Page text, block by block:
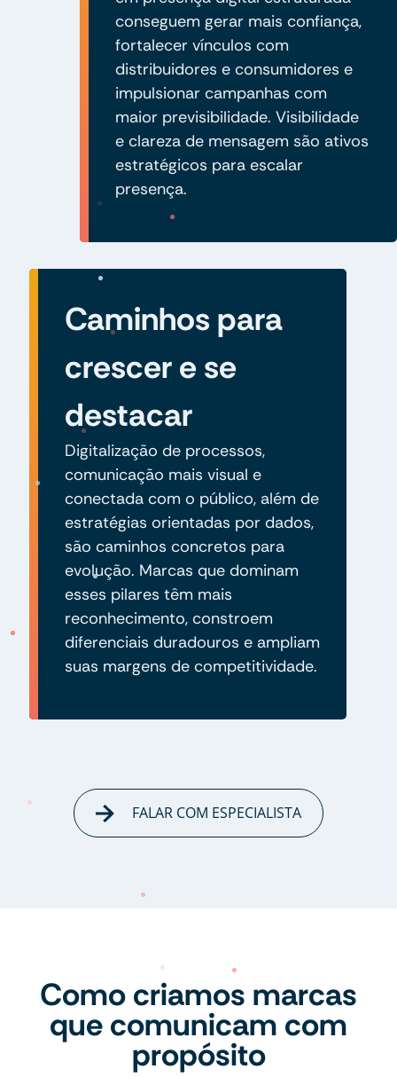
conseguem gerar mais confiança,
fortalecer vínculos com
distribuidores e consumidores e
impulsionar campanhas com
maior previsibilidade. Visibilidade
e clareza de mensagem são ativos
estratégicos para escalar
presença.
Caminhos para
crescer e se
destacar
Digitalização de processos,
comunicação mais visual e
conectada com o público, além de
estratégias orientadas por dados,
são caminhos concretos para
evolução. Marcas que dominam
esses pilares têm mais
reconhecimento, constroem
diferenciais duradouros e ampliam
suas margens de competitividade.
FALAR COM ESPECIALISTA
Como criamos marcas
que comunicam com
propósito